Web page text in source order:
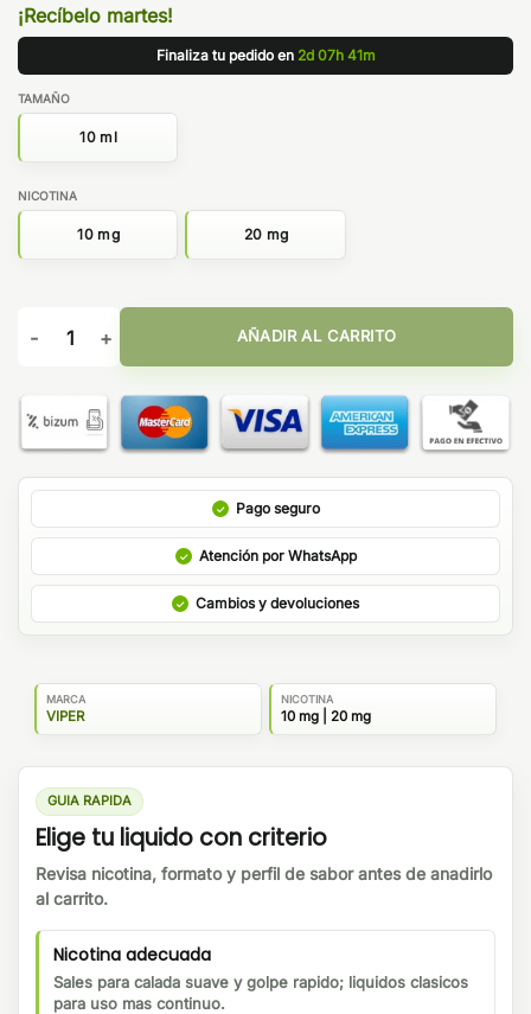
¡Recíbelo martes!
Finaliza tu pedido en 2d 07h 41m
TAMAÑO
10 ml
NICOTINA
10 mg 20 mg
Mochipas Nic Salts 10ml - Viper cantidad
AÑADIR AL CARRITO
Pago seguro
Atención por WhatsApp
Cambios y devoluciones
MARCA
VIPER
NICOTINA
10 mg | 20 mg
GUIA RAPIDA
Elige tu liquido con criterio
Revisa nicotina, formato y perfil de sabor antes de anadirlo
al carrito.
Nicotina adecuada
Sales para calada suave y golpe rapido; liquidos clasicos
para uso mas continuo.